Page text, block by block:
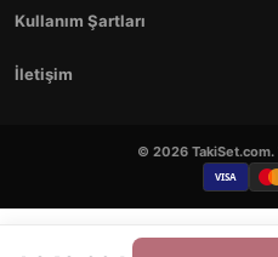
Kullanım Şartları
İletişim
© 2026 TakiSet.com.
VISA